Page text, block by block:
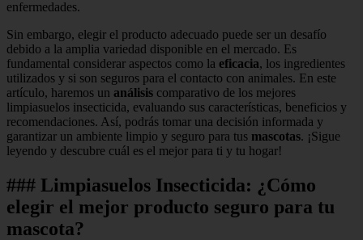
enfermedades.
Sin embargo, elegir el producto adecuado puede ser un desafío
debido a la amplia variedad disponible en el mercado. Es
fundamental considerar aspectos como la eficacia, los ingredientes
utilizados y si son seguros para el contacto con animales. En este
artículo, haremos un análisis comparativo de los mejores
limpiasuelos insecticida, evaluando sus características, beneficios y
recomendaciones. Así, podrás tomar una decisión informada y
garantizar un ambiente limpio y seguro para tus mascotas. ¡Sigue
leyendo y descubre cuál es el mejor para ti y tu hogar!
### Limpiasuelos Insecticida: ¿Cómo
elegir el mejor producto seguro para tu
mascota?